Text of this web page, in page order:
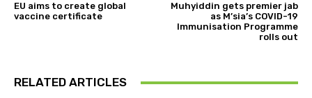
EU aims to create global
vaccine certificate
Muhyiddin gets premier jab
as M’sia’s COVID-19
Immunisation Programme
rolls out
RELATED ARTICLES